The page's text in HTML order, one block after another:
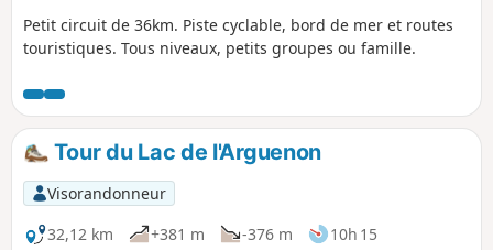
Petit circuit de 36km. Piste cyclable, bord de mer et routes
touristiques. Tous niveaux, petits groupes ou famille.
Tour du Lac de l'Arguenon
Visorandonneur
32,12 km
+381 m -376 m
10h 15